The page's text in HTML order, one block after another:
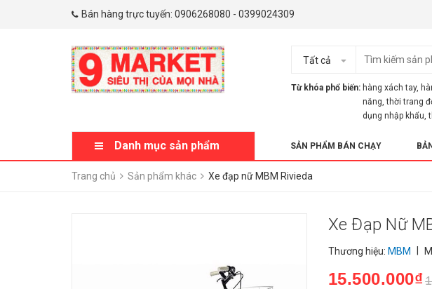
Bán hàng trực tuyến: 0906268080 - 0399024309
Tất cả
Từ khóa phổ biến: hàng xách tay,
năng,thời trang
dụng nhập khẩu,
Danh mục sản phẩm SẢN PHẨM BÁN CHẠY
Trang chủ Sản phẩm khác Xe đạp nữ MBM Rivieda
Xe Đạp Nữ
Thương hiệu: MBM
15.500.000₫